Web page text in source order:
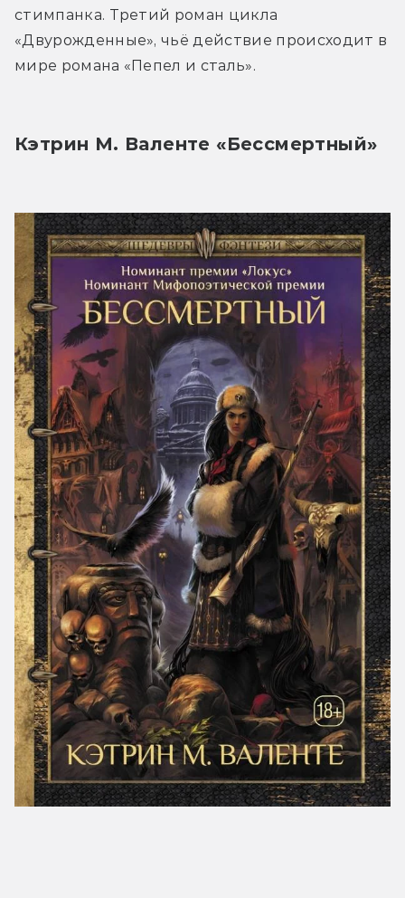
стимпанка. Третий роман цикла
«Двурожденные», чьё действие происходит в
мире романа «Пепел и сталь».
Кэтрин М. Валенте «Бессмертный»